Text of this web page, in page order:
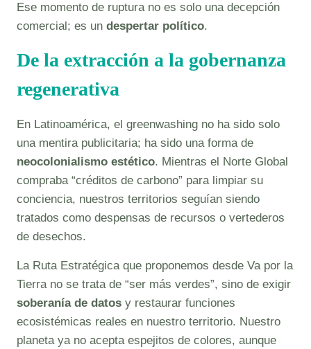
Ese momento de ruptura no es solo una decepción
comercial; es un despertar político.
De la extracción a la gobernanza
regenerativa
En Latinoamérica, el greenwashing no ha sido solo
una mentira publicitaria; ha sido una forma de
neocolonialismo estético. Mientras el Norte Global
compraba “créditos de carbono” para limpiar su
conciencia, nuestros territorios seguían siendo
tratados como despensas de recursos o vertederos
de desechos.
La Ruta Estratégica que proponemos desde Va por la
Tierra no se trata de “ser más verdes”, sino de exigir
soberanía de datos y restaurar funciones
ecosistémicas reales en nuestro territorio. Nuestro
planeta ya no acepta espejitos de colores, aunque